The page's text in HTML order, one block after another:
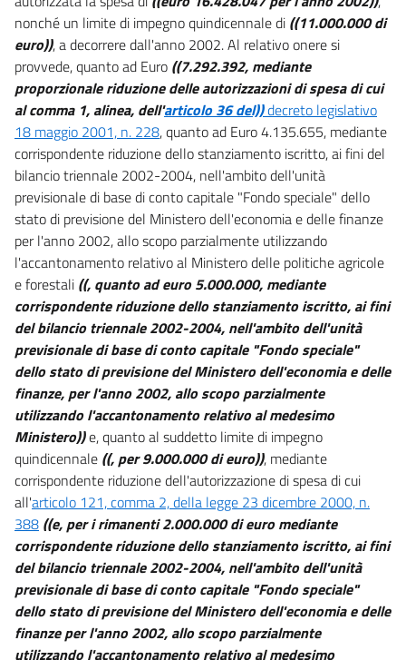
nonché un limite di impegno quindicennale di ((11.000.000 di
euro)), a decorrere dall'anno 2002. Al relativo onere si
provvede, quanto ad Euro ((7.292.392, mediante
proporzionale riduzione delle autorizzazioni di spesa di cui
al comma 1, alinea, dell'articolo 36 del))decreto legislativo
18 maggio 2001, n. 228, quanto ad Euro 4.135.655, mediante
corrispondente riduzione dello stanziamento iscritto, ai fini del
bilancio triennale 2002-2004, nell'ambito dell'unità
previsionale di base di conto capitale "Fondo speciale" dello
stato di previsione del Ministero dell'economia e delle finanze
per l'anno 2002, allo scopo parzialmente utilizzando
l'accantonamento relativo al Ministero delle politiche agricole
e forestali ((, quanto ad euro 5.000.000, mediante
corrispondente riduzione dello stanziamento iscritto, ai fini
del bilancio triennale 2002-2004, nell'ambito dell'unità
previsionale di base di conto capitale "Fondo speciale"
dello stato di previsione del Ministero dell'economia e delle
finanze, per l'anno 2002, allo scopo parzialmente
utilizzando l'accantonamento relativo al medesimo
Ministero))e, quanto al suddetto limite di impegno
quindicennale ((, per 9.000.000 di euro)), mediante
corrispondente riduzione dell'autorizzazione di spesa di cui
all'articolo 121, comma 2, della legge 23 dicembre 2000, n.
388 ((e, per i rimanenti 2.000.000 di euro mediante
corrispondente riduzione dello stanziamento iscritto, ai fini
del bilancio triennale 2002-2004, nell'ambito dell'unità
previsionale di base di conto capitale "Fondo speciale"
dello stato di previsione del Ministero dell'economia e delle
finanze per l'anno 2002, allo scopo parzialmente
utilizzando l'accantonamento relativo al medesimo